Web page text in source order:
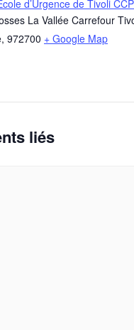
d’Urgence de Tivoli
La Vallée Carrefour
, 972700 + Google Map
liés